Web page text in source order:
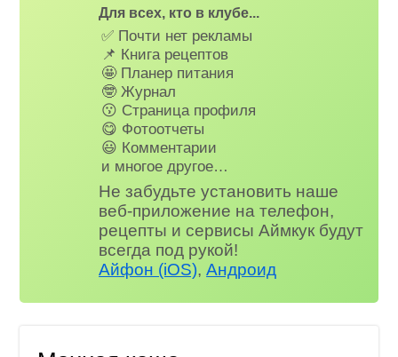
Для всех, кто в клубе...
✅ Почти нет рекламы
📌 Книга рецептов
🤩 Планер питания
🤓 Журнал
😗 Страница профиля
😋 Фотоотчеты
😃 Комментарии
и многое другое…
Не забудьте установить наше
веб-приложение на телефон,
рецепты и сервисы Аймкук будут
всегда под рукой!
Айфон (iOS),Андроид